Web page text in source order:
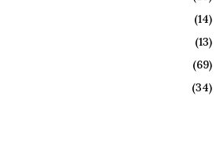
(14)
(13)
(69)
(34)